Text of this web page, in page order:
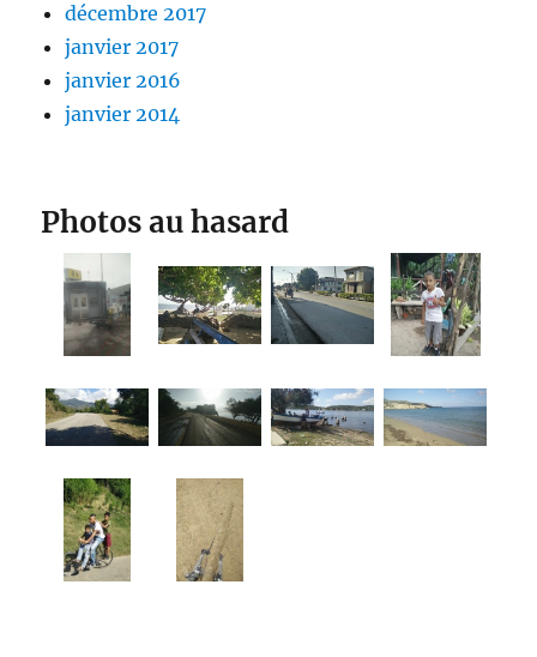
décembre 2017
janvier 2017
janvier 2016
janvier 2014
Photos au hasard